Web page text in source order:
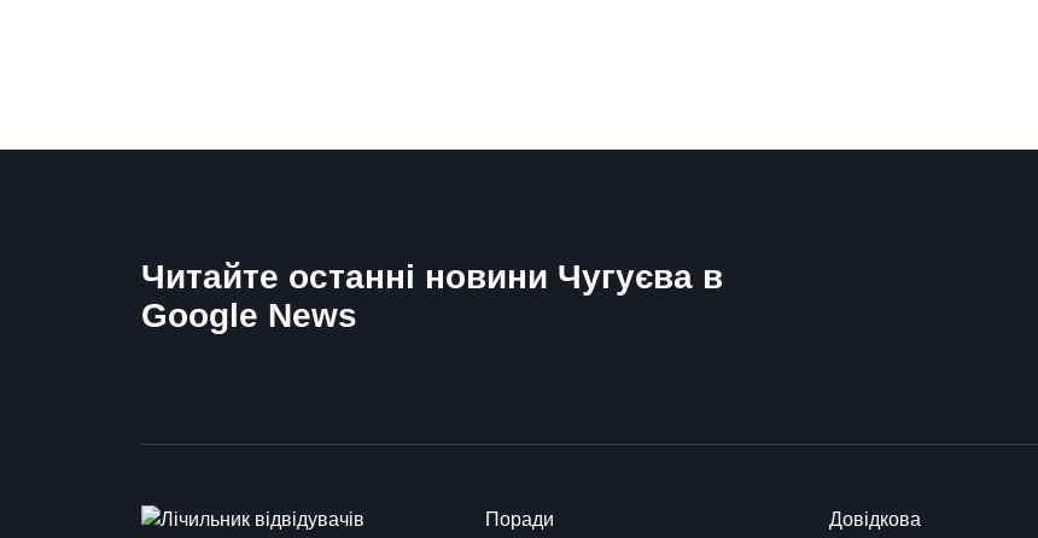
Читайте останні новини Чугуєва в
Google News
Поради Довідкова